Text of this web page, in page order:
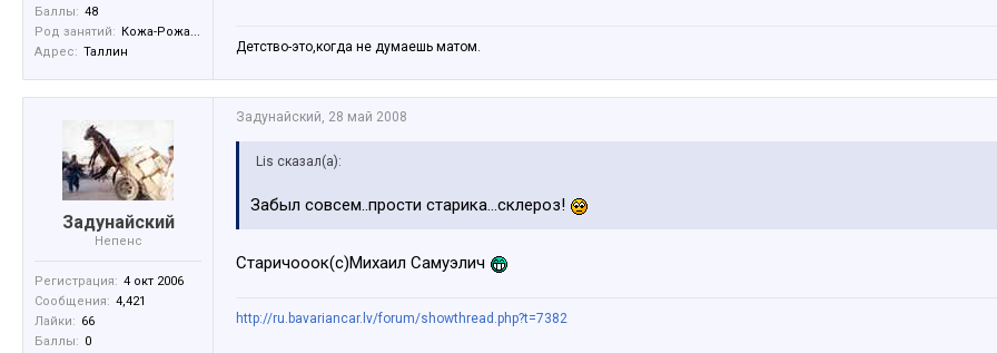
Баллы: 48
Род занятий: Кожа-Рожа...
Адрес: Таллин Детство-это,когда не думаешь матом.
Задунайский
Непенс
Регистрация: 4 окт 2006
Сообщения: 4,421
Лайки: 66
Баллы: 0
Задунайский, 28 май 2008
Lis сказал(а):
Забыл совсем..прости старика...склероз!
Старичооок(с)Михаил Самуэлич
http://ru.bavariancar.lv/forum/showthread.php?t=7382